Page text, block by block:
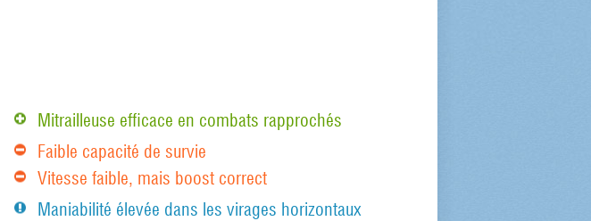
Mitrailleuse efficace en combats rapprochés
Faible capacité de survie
Vitesse faible, mais boost correct
Maniabilité élevée dans les virages horizontaux